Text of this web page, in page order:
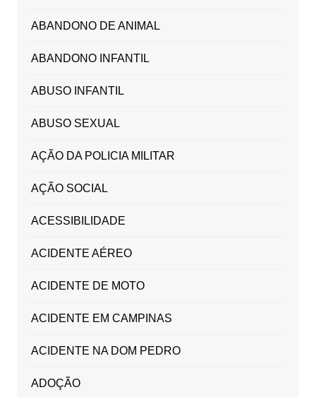
ABANDONO DE ANIMAL
ABANDONO INFANTIL
ABUSO INFANTIL
ABUSO SEXUAL
AÇÃO DA POLICIA MILITAR
AÇÃO SOCIAL
ACESSIBILIDADE
ACIDENTE AÉREO
ACIDENTE DE MOTO
ACIDENTE EM CAMPINAS
ACIDENTE NA DOM PEDRO
ADOÇÃO